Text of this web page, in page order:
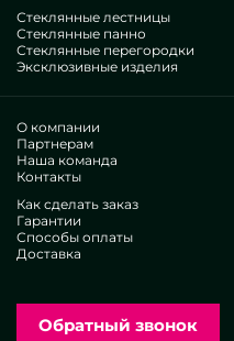
Стеклянные лестницы
Стеклянные панно
Стеклянные перегородки
Эксклюзивные изделия
О компании
Партнерам
Наша команда
Контакты
Как сделать заказ
Гарантии
Способы оплаты
Доставка
Обратный звонок